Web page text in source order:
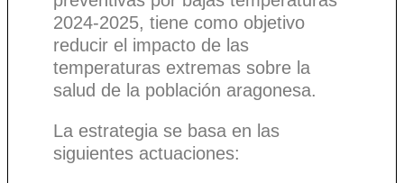
2024-2025, tiene como objetivo
reducir el impacto de las
temperaturas extremas sobre la
salud de la población aragonesa.
La estrategia se basa en las
siguientes actuaciones: